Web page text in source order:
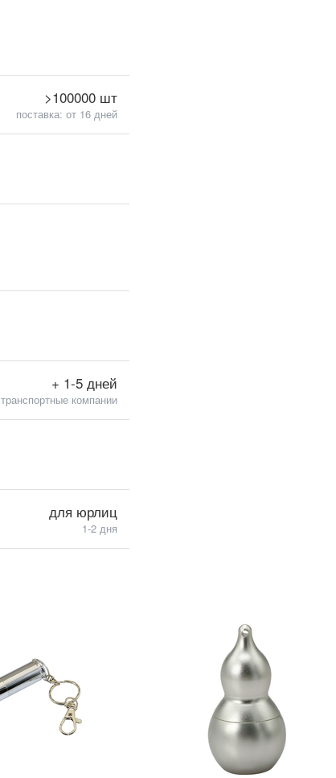
>100000 шт
поставка: от 16 дней
+ 1-5 дней
транспортные компании
для юрлиц
1-2 дня